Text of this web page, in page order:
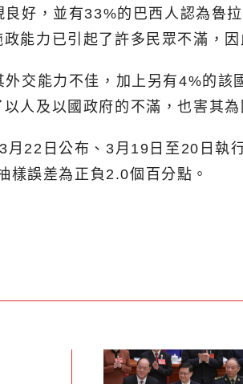
好，並有33%的巴西人認為魯
能力已引起了許多民眾不滿，因
交能力不佳，加上另有4%的
人及以國政府的不滿，也害其為
22日公布、3月19日至20日執
樣誤差為正負2.0個百分點。